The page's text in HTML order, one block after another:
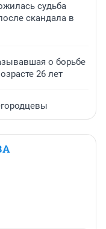
судьба
скандала в
о борьбе
26 лет